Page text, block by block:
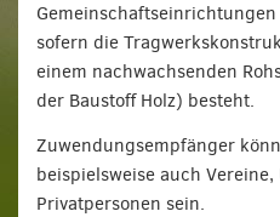
sofern die
einem nachwachsenden
der Baustoff Holz) besteht.
Zuwendungsempfänger
beispielsweise auch
Privatpersonen sein.